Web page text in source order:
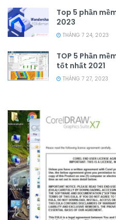
Top 5 phần
2023
THÁNG 7 24, 2023
TOP 5 Phần
tốt nhất 2021
THÁNG 7 27, 2023